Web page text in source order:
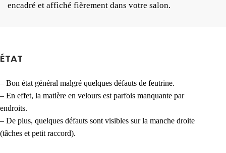
encadré et affiché fièrement dans votre salon.
ÉTAT
– Bon état général malgré quelques défauts de feutrine.
– En effet, la matière en velours est parfois manquante par
endroits.
– De plus, quelques défauts sont visibles sur la manche droite
(tâches et petit raccord).